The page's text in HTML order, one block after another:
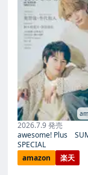
2026.7.9 発売
awesome! Plus
SPECIAL
amazon
楽天